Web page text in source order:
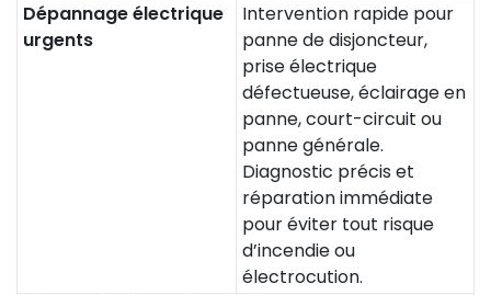
Dépannage électrique
urgents
Intervention rapide pour
panne de disjoncteur,
prise électrique
défectueuse, éclairage en
panne, court-circuit ou
panne générale.
Diagnostic précis et
réparation immédiate
pour éviter tout risque
d’incendie ou
électrocution.